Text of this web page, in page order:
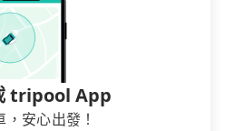
tripool App
安心出發！